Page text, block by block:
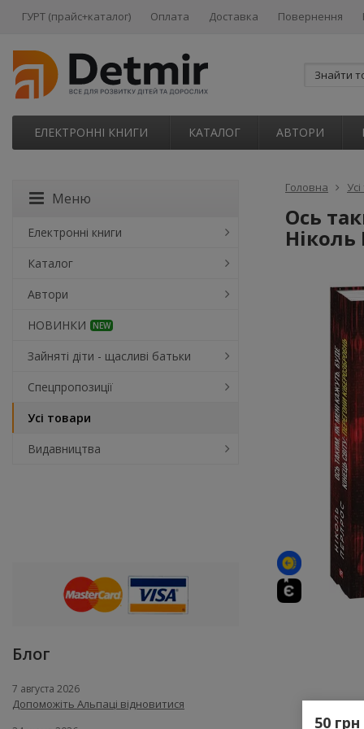
ГУРТ (прайс+каталог) Оплата Доставка Повернення
ЕЛЕКТРОННІ КНИГИ КАТАЛОГ АВТОРИ
Головна
Ось
Ніколь
Меню
Електронні книги
Каталог
Автори
НОВИНКИ
NEW
Зайняті діти - щасливі батьки
Спецпропозиції
Усі товари
Видавництва
Блог
7 августа 2026
Допоможіть Альпаці відновитися
50